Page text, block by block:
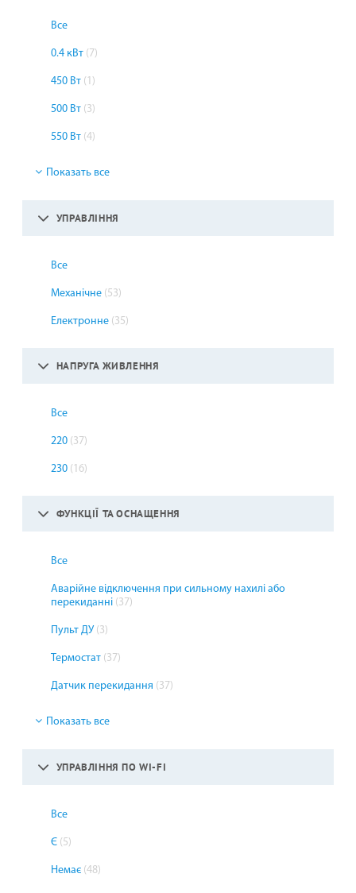
Все
0.4 кВт (7)
450 Вт (1)
500 Вт (3)
550 Вт (4)
Показать все
УПРАВЛІННЯ
Все
Механічне (53)
Електронне (35)
НАПРУГА ЖИВЛЕННЯ
Все
220 (37)
230 (16)
ФУНКЦІЇ ТА ОСНАЩЕННЯ
Все
Аварійне відключення при сильному нахилі або
перекиданні (37)
Пульт ДУ (3)
Термостат (37)
Датчик перекидання (37)
Показать все
УПРАВЛІННЯ ПО WI-FI
Все
Є (5)
Немає (48)